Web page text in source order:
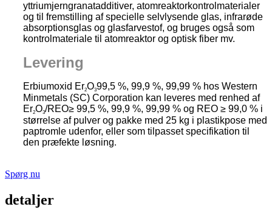
yttriumjerngranatadditiver, atomreaktorkontrolmaterialer
og til fremstilling af specielle selvlysende glas, infrarøde
absorptionsglas og glasfarvestof, og bruges også som
kontrolmateriale til atomreaktor og optisk fiber mv.
Levering
Erbiumoxid Er2O399,5 %, 99,9 %, 99,99 % hos Western
Minmetals (SC) Corporation kan leveres med renhed af
Er2O3/REO≥ 99,5 %, 99,9 %, 99,99 % og REO ≥ 99,0 % i
størrelse af pulver og pakke med 25 kg i plastikpose med
paptromle udenfor, eller som tilpasset specifikation til
den præfekte løsning.
Spørg nu
detaljer